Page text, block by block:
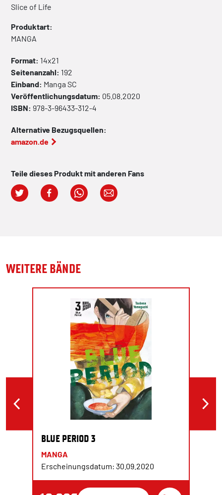
Slice of Life
Produktart:
MANGA
Format: 14x21
Seitenanzahl: 192
Einband: Manga SC
Veröffentlichungsdatum: 05.08.2020
ISBN: 978-3-96433-312-4
Alternative Bezugsquellen:
amazon.de
Teile dieses Produkt mit anderen Fans
WEITERE BÄNDE
BLUE PERIOD 3
MANGA
Erscheinungsdatum: 30.09.2020